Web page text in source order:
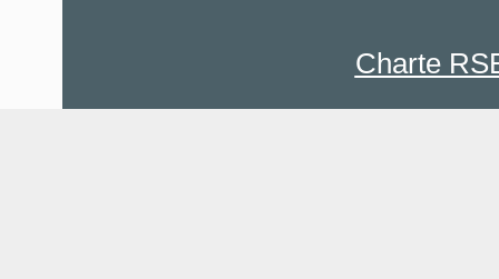
Charte